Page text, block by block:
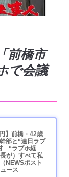
前橋市
で会議
】前橋・42歳
部と“連日ラブ
“ラブホ経
が）すべて私
NEWSポスト
ース